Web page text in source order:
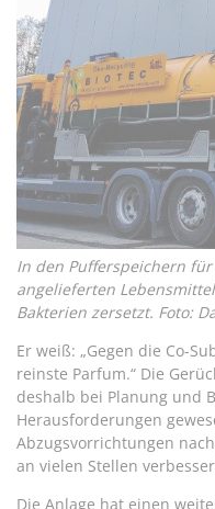
In den Pufferspeichern
angelieferten
Bakterien zersetzt. Foto:
Er weiß: „Gegen die Co-
reinste Parfum.“ Die
deshalb bei Planung und
Herausforderungen
Abzugsvorrichtungen
an vielen Stellen
Die Anlage hat einen